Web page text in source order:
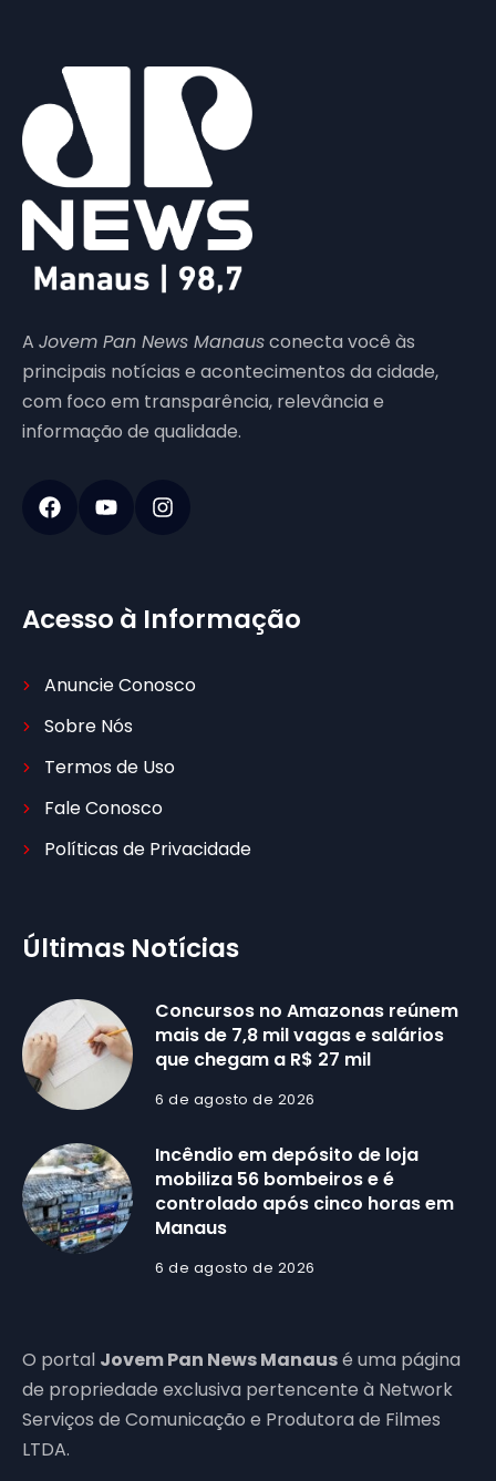
A Jovem Pan News Manausconecta você às
principais notícias e acontecimentos da cidade,
com foco em transparência, relevância e
informação de qualidade.
Acesso à Informação
Anuncie Conosco
Sobre Nós
Termos de Uso
Fale Conosco
Políticas de Privacidade
Últimas Notícias
Concursos no Amazonas reúnem
mais de 7,8 mil vagas e salários
que chegam a R$ 27 mil
6 de agosto de 2026
Incêndio em depósito de loja
mobiliza 56 bombeiros e é
controlado após cinco horas em
Manaus
6 de agosto de 2026
O portal Jovem Pan News Manausé uma página
de propriedade exclusiva pertencente à Network
Serviços de Comunicação e Produtora de Filmes
LTDA.